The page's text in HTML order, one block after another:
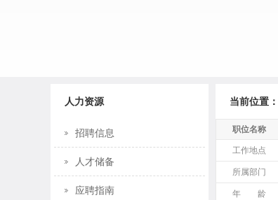
人力资源
招聘信息
人才储备
应聘指南
当前位置：
职位名称
工作地点
所属部门
年 龄